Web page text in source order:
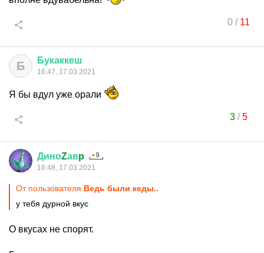
0/ 11
Б Букаккеш
16:47, 17.03.2021
Я бы вдул уже орали
3/5
ДиноZавp
16:48, 17.03.2021
От пользователя Ведь были кеды..
у тебя дурной вкус
О вкусах не спорят.